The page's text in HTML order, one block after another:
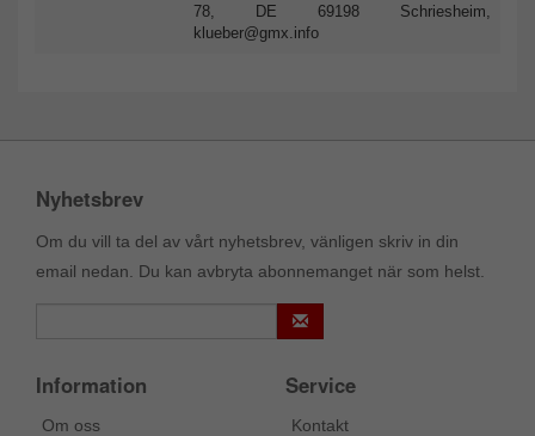
78, DE 69198 Schriesheim,
klueber@gmx.info
Nyhetsbrev
Om du vill ta del av vårt nyhetsbrev, vänligen skriv in din
email nedan. Du kan avbryta abonnemanget när som helst.
Information
Om oss
Service
Kontakt